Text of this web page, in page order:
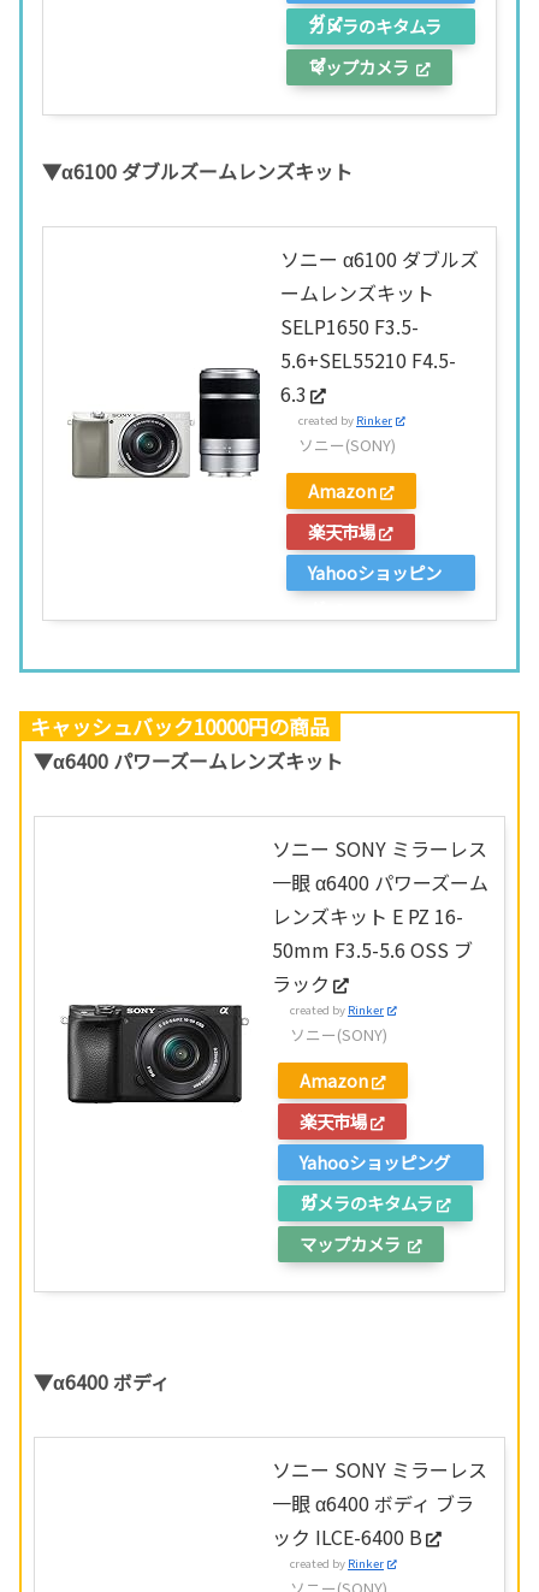
グ
カメラのキタムラ
マップカメラ
▼α6100 ダブルズームレンズキット
ソニー α6100 ダブルズ
ームレンズキット
SELP1650 F3.5-
5.6+SEL55210 F4.5-
6.3
created by Rinker
ソニー(SONY)
Amazon
楽天市場
Yahooショッピン
キャッシュバック10000円の商品
▼α6400 パワーズームレンズキット
ソニー SONY ミラーレス
一眼 α6400 パワーズーム
レンズキット E PZ 16-
50mm F3.5-5.6 OSS ブ
ラック
created by Rinker
ソニー(SONY)
Amazon
楽天市場
Yahooショッピング
カメラのキタムラ
マップカメラ
▼α6400 ボディ
ソニー SONY ミラーレス
一眼 α6400 ボディ ブラ
ック ILCE-6400 B
created by Rinker